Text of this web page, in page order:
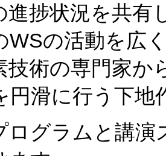
進捗状況を共有
WSの活動を広
技術の専門家
円滑に行う下地
ログラムと講